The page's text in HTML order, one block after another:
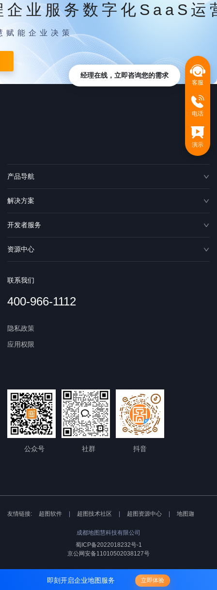
企业服务数字化SaaS运
赋能企业决策
产品导航
解决方案
开发者服务
资源中心
联系我们
400-966-1112
隐私政策
应用权限
公众号 社群 抖音
友情链接: 超图软件 超图技术社区 超图资源中心 地图迦
成都地图慧科技有限公司
蜀ICP备2022018232号-1
京公网安备11010502038127号
即刻开启企业地图服务 立即体验
客服
电话
演示
经理在线，立即咨询您的需求